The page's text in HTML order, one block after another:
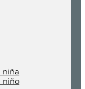
niña
niño